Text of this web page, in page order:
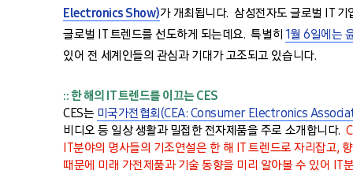
Electronics Show)가 개최됩니다. 삼성전자도 글로벌 IT
글로벌 IT 트렌드를 선도하게 되는데요. 특별히 1월 6일에는
있어 전 세계인들의 관심과 기대가 고조되고 있습니다.
:: 한 해의 IT 트렌드를 이끄는 CES
CES는 미국가전협회(CEA: Consumer Electronics
비디오 등 일상 생활과 밀접한 전자제품을 주로 소개합니다.
IT분야의 명사들의 기조연설은 한 해 IT 트렌드로 자리잡고,
때문에 미래 가전제품과 기술 동향을 미리 알아볼 수 있어 IT